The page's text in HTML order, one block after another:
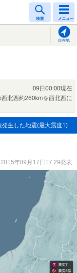
検索 メニュー
現在地
09日00:00現在
北西約260kmを西北西に
発生した地震(最大震度1)
2015年09月17日17:29発表